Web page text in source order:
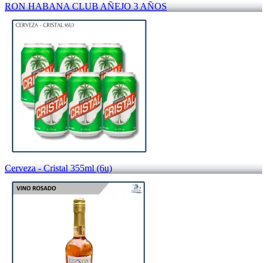
RON HABANA CLUB AÑEJO 3 AÑOS
Cerveza - Cristal 355ml (6u)